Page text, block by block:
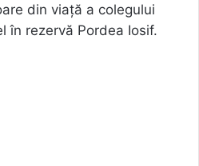
din viață a colegului
în rezervă Pordea Iosif.